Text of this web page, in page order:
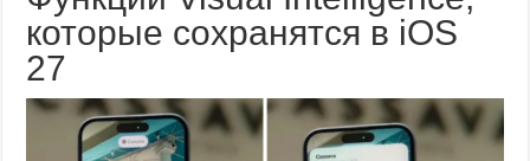
которые сохранятся в iOS
27